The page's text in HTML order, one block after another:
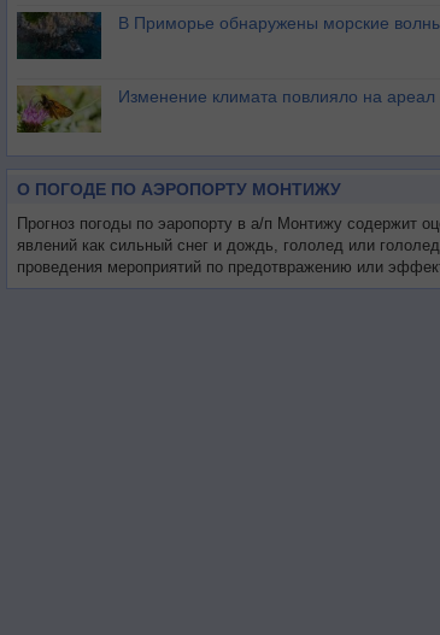
В Приморье обнаружены морские
Изменение климата повлияло на ареал
О ПОГОДЕ ПО АЭРОПОРТУ МОНТИЖУ
Прогноз погоды по эаропорту в а/п Монтижу содержит
явлений как сильный снег и дождь, гололед или
проведения мероприятий по предотвражению или